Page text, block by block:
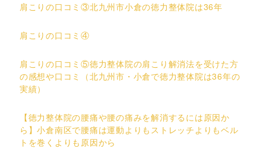
肩こりの口コミ③北九州市小倉の徳力整体院は36年
肩こりの口コミ④
肩こりの口コミ⑤徳力整体院の肩こり解消法を受けた方
の感想や口コミ（北九州市・小倉で徳力整体院は36年の
実績）
【徳力整体院の腰痛や腰の痛みを解消するには原因か
ら】小倉南区で腰痛は運動よりもストレッチよりもベル
トを巻くよりも原因から